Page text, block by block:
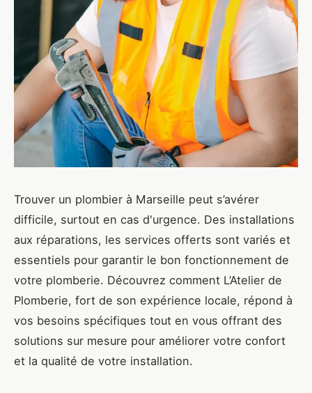
Trouver un plombier à Marseille peut s’avérer
difficile, surtout en cas d'urgence. Des installations
aux réparations, les services offerts sont variés et
essentiels pour garantir le bon fonctionnement de
votre plomberie. Découvrez comment L’Atelier de
Plomberie, fort de son expérience locale, répond à
vos besoins spécifiques tout en vous offrant des
solutions sur mesure pour améliorer votre confort
et la qualité de votre installation.